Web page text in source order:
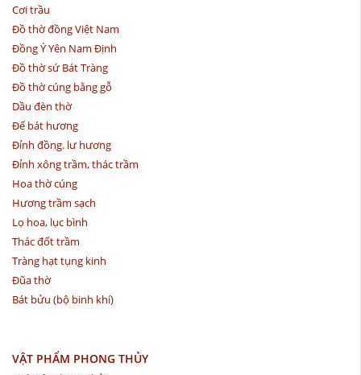
Cơi trầu
Đồ thờ đồng Việt Nam
Đồng Ý Yên Nam Định
Đồ thờ sứ Bát Tràng
Đồ thờ cúng bằng gỗ
Dầu đèn thờ
Đế bát hương
Đỉnh đồng. lư hương
Đỉnh xông trầm, thác trầm
Hoa thờ cúng
Hương trầm sạch
Lọ hoa, lục bình
Thác đốt trầm
Tràng hạt tụng kinh
Đũa thờ
Bát bửu (bộ binh khí)
VẬT PHẨM PHONG THỦY